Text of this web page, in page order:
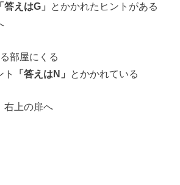
「答えはG」 とかかれたヒントがある
部屋にくる
ト
「答えはN」 とかかれている
右上の扉へ